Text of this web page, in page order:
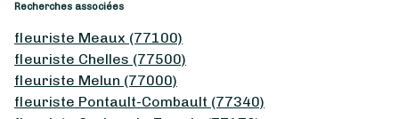
Recherches associées
fleuriste Meaux (77100)
fleuriste Chelles (77500)
fleuriste Melun (77000)
fleuriste Pontault-Combault (77340)